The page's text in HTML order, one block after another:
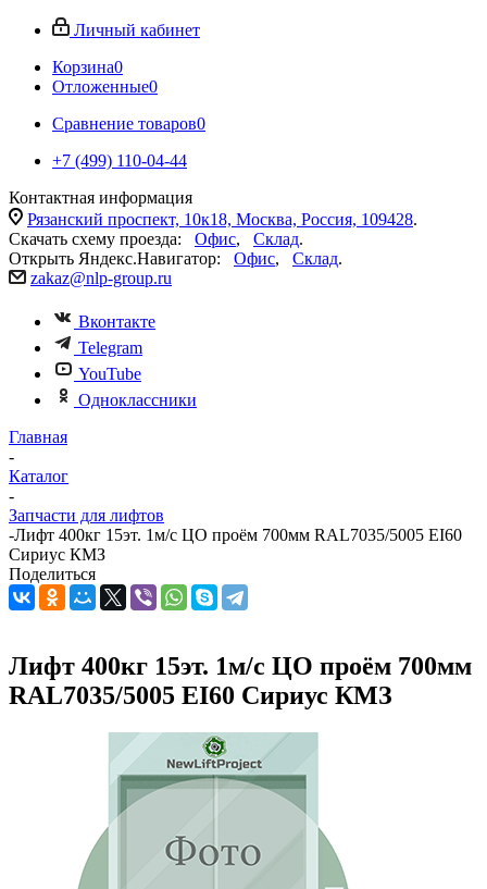
Личный кабинет
Корзина0
Отложенные0
Сравнение товаров0
+7 (499) 110-04-44
Контактная информация
Рязанский проспект, 10к18, Москва, Россия, 109428.
Скачать схему проезда: Офис, Склад.
Открыть Яндекс.Навигатор: Офис, Склад.
zakaz@nlp-group.ru
Вконтакте
Telegram
YouTube
Одноклассники
Главная
-
Каталог
-
Запчасти для лифтов
-Лифт 400кг 15эт. 1м/с ЦО проём 700мм RAL7035/5005 EI60
Сириус КМЗ
Поделиться
Лифт 400кг 15эт. 1м/с ЦО проём 700мм
RAL7035/5005 EI60 Сириус КМЗ